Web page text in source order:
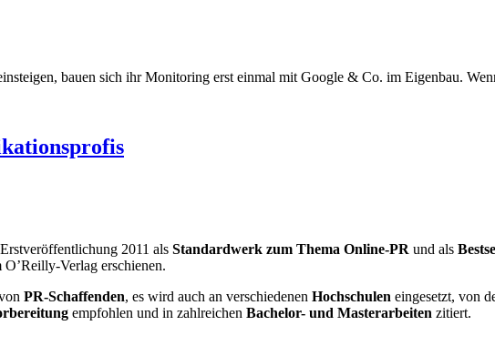
bauen sich ihr Monitoring erst einmal mit Google & Co. im Eigenbau.
2011 als Standardwerk zum Thema Online-PR und als
Verlag erschienen.
PR-Schaffenden, es wird auch an verschiedenen Hochschulen eingesetzt, von
empfohlen und in zahlreichen Bachelor- und Masterarbeiten zitiert.